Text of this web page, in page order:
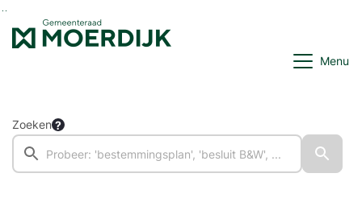
Ga naar de inhoud van deze pagina
Ga naar het zoeken
Ga naar het menu
Menu
Zoeken